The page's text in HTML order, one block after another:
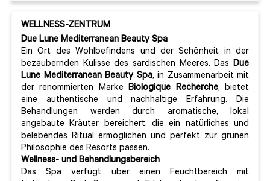
WELLNESS-ZENTRUM
Due Lune Mediterranean Beauty Spa
Ein Ort des Wohlbefindens und der Schönheit in der
bezaubernden Kulisse des sardischen Meeres. Das Due
Lune Mediterranean Beauty Spa, in Zusammenarbeit mit
der renommierten MarkeBiologique Recherche, bietet
eine authentische und nachhaltige Erfahrung. Die
Behandlungen werden durch aromatische, lokal
angebaute Kräuter bereichert, die ein natürliches und
belebendes Ritual ermöglichen und perfekt zur grünen
Philosophie des Resorts passen.
Wellness- und Behandlungsbereich
Das Spa verfügt über einen Feuchtbereich mit